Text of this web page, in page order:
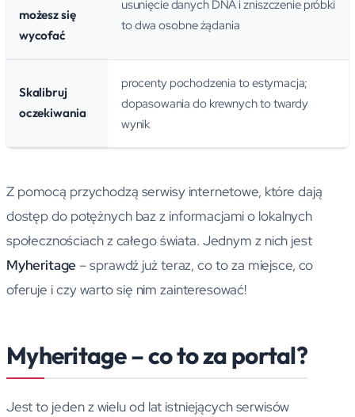
możesz się
wycofać
usunięcie danych DNA i zniszczenie próbki
to dwa osobne żądania
Skalibruj
oczekiwania
procenty pochodzenia to estymacja;
dopasowania do krewnych to twardy
wynik
Z pomocą przychodzą serwisy internetowe, które dają
dostęp do potężnych baz z informacjami o lokalnych
społecznościach z całego świata. Jednym z nich jest
Myheritage– sprawdź już teraz, co to za miejsce, co
oferuje i czy warto się nim zainteresować!
Myheritage – co to za portal?
Jest to jeden z wielu od lat istniejących serwisów